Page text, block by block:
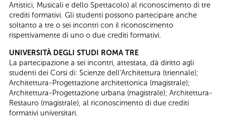
Artistici, Musicali e dello Spettacolo) al riconoscimento di tre
crediti formativi. Gli studenti possono partecipare anche
soltanto a tre o sei incontri con il riconoscimento
rispettivamente di uno o due crediti formativi.
UNIVERSITÀ DEGLI STUDI ROMA TRE
La partecipazione a sei incontri, attestata, dà diritto agli
studenti dei Corsi di: Scienze dell’Architettura (triennale);
Architettura-Progettazione architettonica (magistrale);
Architettura-Progettazione urbana (magistrale); Architettura-
Restauro (magistrale), al riconoscimento di due crediti
formativi universitari.